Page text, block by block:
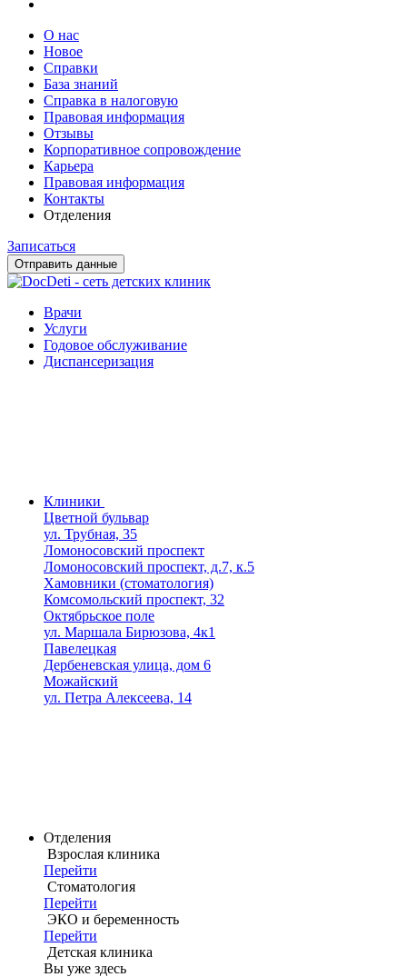
О нас
Новое
Справки
База знаний
Справка в налоговую
Правовая информация
Отзывы
Корпоративное сопровождение
Карьера
Правовая информация
Контакты
Отделения
Записаться
Отправить данные
Врачи
Услуги
Годовое обслуживание
Диспансеризация
Клиники
Цветной бульвар
ул. Трубная, 35
Ломоносовский проспект
Ломоносовский проспект, д.7, к.5
Хамовники (стоматология)
Комсомольский проспект, 32
Октябрьское поле
ул. Маршала Бирюзова, 4к1
Павелецкая
Дербеневская улица, дом 6
Можайский
ул. Петра Алексеева, 14
Отделения
Взрослая клиника
Перейти
Стоматология
Перейти
ЭКО и беременность
Перейти
Детская клиника
Вы уже здесь